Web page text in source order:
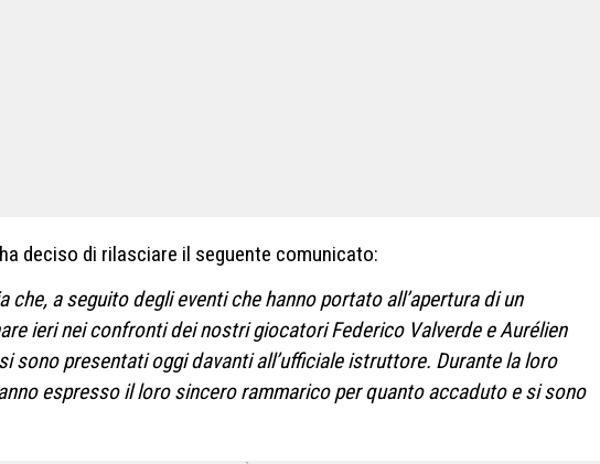
deciso di rilasciare il seguente comunicato:
che, a seguito degli eventi che hanno portato all’apertura di un
ieri nei confronti dei nostri giocatori Federico Valverde e Aurélien
sono presentati oggi davanti all’ufficiale istruttore. Durante la loro
espresso il loro sincero rammarico per quanto accaduto e si sono